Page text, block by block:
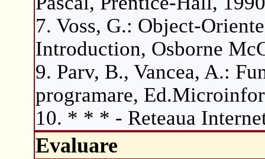
7. Voss, G.: Object-
Introduction, Osborne
9. Parv, B., Vancea, A.:
programare,
10. * * * - Reteaua
Evaluare